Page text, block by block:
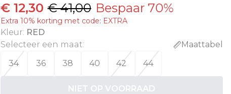
€ 12,30 € 41,00 Bespaar 70%
Extra 10% korting met code: EXTRA
Kleur: RED
Selecteer een maat:
Maattabel
34
36 38 40 42 44
NIET OP VOORRAAD